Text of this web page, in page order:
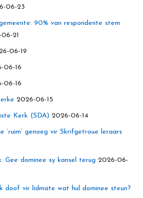
06-23
90% van respondente stem
21
06-19
06-16
06-16
2026-06-15
Kerk (SDA) 2026-06-14
‘ruim’ genoeg vir Skrifgetroue leraars
Gee dominee sy kansel terug 2026-06-
doof vir lidmate wat hul dominee steun?